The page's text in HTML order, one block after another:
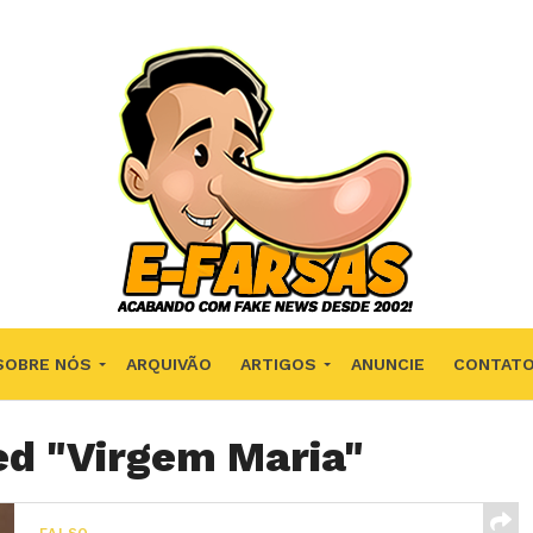
NÓS ARQUIVÃO ARTIGOS ANUNCIE CONTATO
"Virgem Maria"